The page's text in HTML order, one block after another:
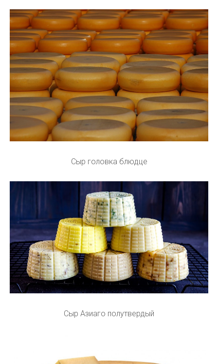
Сыр головка блюдце
Сыр Азиаго полутвердый